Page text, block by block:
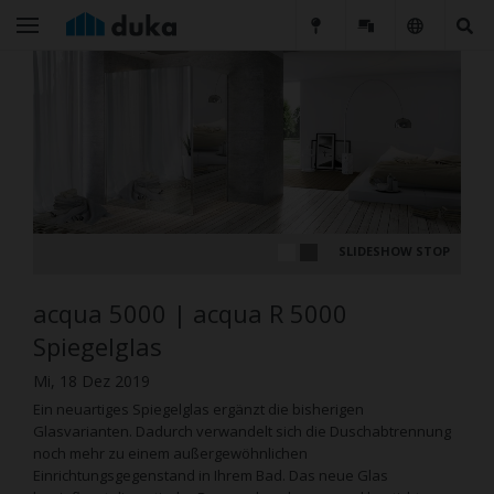
SLIDESHOW STOP
acqua 5000 | acqua R 5000
Spiegelglas
Mi, 18 Dez 2019
Ein neuartiges Spiegelglas ergänzt die bisherigen
Glasvarianten. Dadurch verwandelt sich die Duschabtrennung
noch mehr zu einem außergewöhnlichen
Einrichtungsgegenstand in Ihrem Bad. Das neue Glas